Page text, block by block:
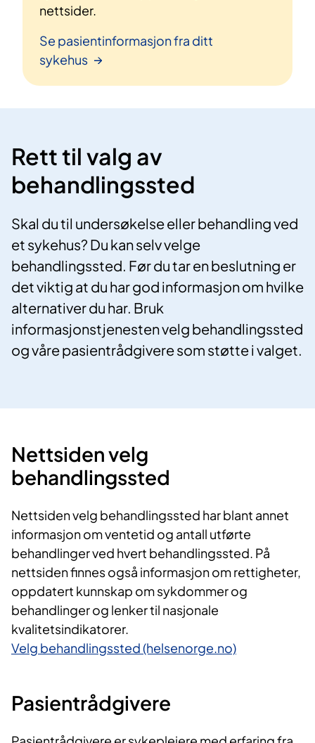
nettsider.
Se pasientinformasjon fra ditt
sykehus
Rett til valg av
behandlingssted
Skal du til undersøkelse eller behandling ved
et sykehus? Du kan selv velge
behandlingssted. Før du tar en beslutning er
det viktig at du har god informasjon om hvilke
alternativer du har. Bruk
informasjonstjenesten velg behandlingssted
og våre pasientrådgivere som støtte i valget.
Nettsiden velg
behandlingssted
Nettsiden velg behandlingssted har blant annet
informasjon om ventetid og antall utførte
behandlinger ved hvert behandlingssted. På
nettsiden finnes også informasjon om rettigheter,
oppdatert kunnskap om sykdommer og
behandlinger og lenker til nasjonale
kvalitetsindikatorer.
Velg behandlingssted (helsenorge.no)
​Pasientrådgivere